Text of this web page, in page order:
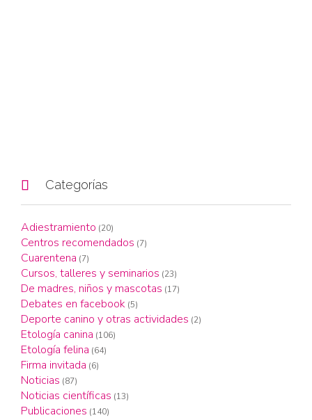
 Categorías
Adiestramiento (20)
Centros recomendados (7)
Cuarentena (7)
Cursos, talleres y seminarios (23)
De madres, niños y mascotas (17)
Debates en facebook (5)
Deporte canino y otras actividades (2)
Etología canina (106)
Etología felina (64)
Firma invitada (6)
Noticias (87)
Noticias científicas (13)
Publicaciones (140)